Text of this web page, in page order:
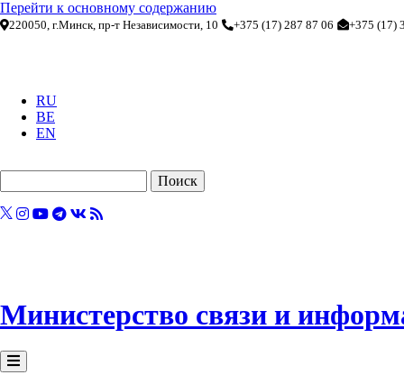
Перейти к основному содержанию
220050, г.Минск, пр-т Независимости, 10 +375 (17) 287 87 06 +375 (17)
RU
BE
EN
Министерство связи и